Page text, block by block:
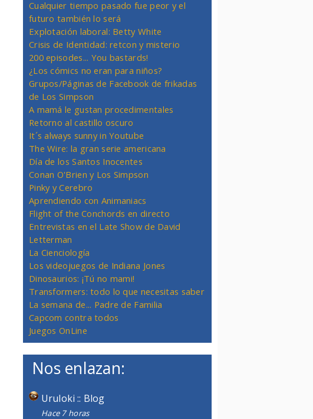
Cualquier tiempo pasado fue peor y el
futuro también lo será
Explotación laboral: Betty White
Crisis de Identidad: retcon y misterio
200 episodes... You bastards!
¿Los cómics no eran para niños?
Grupos/Páginas de Facebook de frikadas
de Los Simpson
A mamá le gustan procedimentales
Retorno al castillo oscuro
It´s always sunny in Youtube
The Wire: la gran serie americana
Día de los Santos Inocentes
Conan O'Brien y Los Simpson
Pinky y Cerebro
Aprendiendo con Animaniacs
Flight of the Conchords en directo
Entrevistas en el Late Show de David
Letterman
La Cienciología
Los videojuegos de Indiana Jones
Dinosaurios: ¡Tú no mami!
Transformers: todo lo que necesitas saber
La semana de... Padre de Familia
Capcom contra todos
Juegos OnLine
Nos enlazan:
Uruloki :: Blog
Hace 7 horas